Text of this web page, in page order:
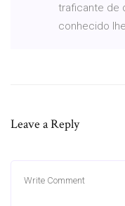
traficante de
conhecido lhe
Leave a Reply